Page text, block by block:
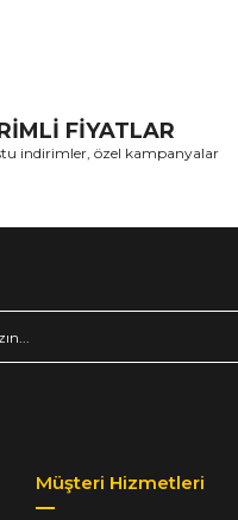
FİYATLAR
indirimler, özel kampanyalar
Müşteri Hizmetleri